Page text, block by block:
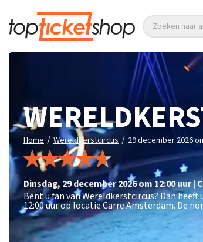
Zoeken naar
Home / Wereldkerstcircus / 29 december 2026
dinsdag, 29 december 2026 om 12:00uur|
Bent u fan van Wereldkerstcircus? Dan
12:00 uur op locatie Carre Amsterdam. De